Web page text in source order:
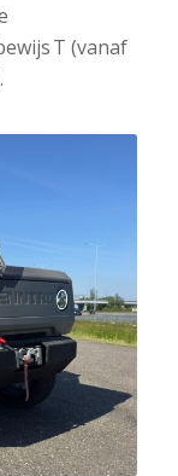
T (vanaf